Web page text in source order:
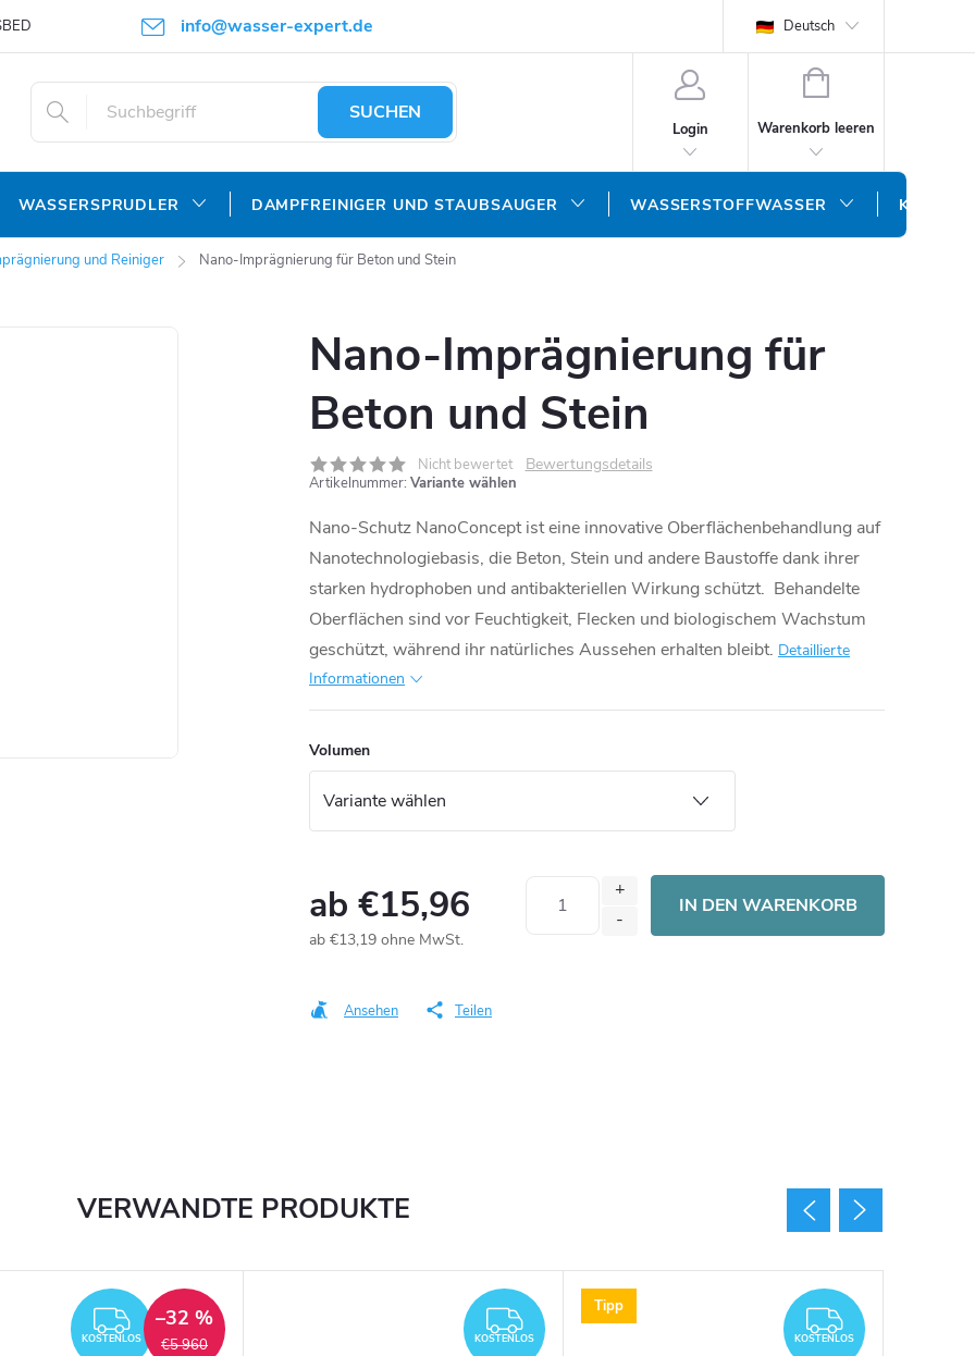
info@wasser-expert.de
DATENSCHUTZERKLÄRUNG Deutsch
SUCHEN
Login
WARENKORB
Warenkorb leeren
WASSERSPRUDLER DAMPFREINIGER UND STAUBSAUGER WASSERSTOFFWASSER
und Reiniger Nano-Imprägnierung für Beton und Stein
Nano-Imprägnierung für
Beton und Stein
Nicht bewertet Bewertungsdetails
Artikelnummer: Variante wählen
Nano-Schutz NanoConcept ist eine innovative Oberflächenbehandlung auf
Nanotechnologiebasis, die Beton, Stein und andere Baustoffe dank ihrer
starken hydrophoben und antibakteriellen Wirkung schützt. Behandelte
Oberflächen sind vor Feuchtigkeit, Flecken und biologischem Wachstum
geschützt, während ihr natürliches Aussehen erhalten bleibt. Detaillierte
Informationen
Volumen
ab €15,96
ab €13,19 ohne MwSt.
IN DEN WARENKORB
Ansehen Teilen
VERWANDTE PRODUKTE
KOSTENLOS
KOSTENLOS €5 960
–32 % KOSTENLOS
KOSTENLOS
Tipp
KOSTENLOS